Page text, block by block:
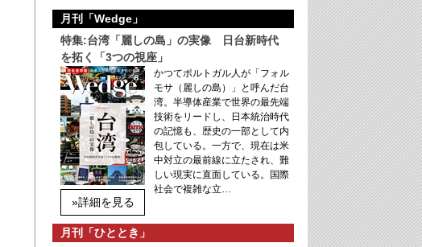
月刊「Wedge」
特集:台湾「麗しの島」の実像 日台新時代
を拓く「3つの視座」
»詳細を見る
かつてポルトガル人が「フォル
モサ（麗しの島）」と呼んだ台
湾。半導体産業で世界の最先端
技術をリードし、日本統治時代
の記憶も、歴史の一部として内
包している。一方で、現在は米
中対立の最前線に立たされ、難
しい現実に直面している。国際
社会で複雑な立…
月刊「ひととき」